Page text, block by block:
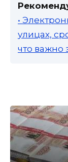
•
улицах,
что важно